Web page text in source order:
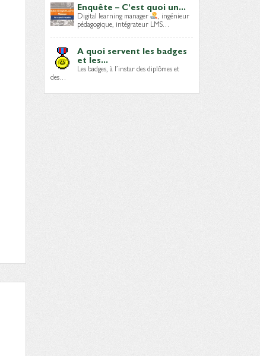
Enquête – C’est quoi un...
Digital learning manager , ingénieur
pédagogique, intégrateur LMS…
A quoi servent les badges
et les...
Les badges, à l’instar des diplômes et
des…